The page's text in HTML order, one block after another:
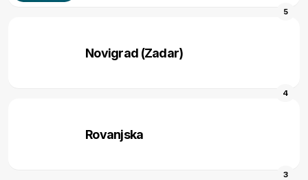
Novigrad (Zadar)
5
Rovanjska
4
3